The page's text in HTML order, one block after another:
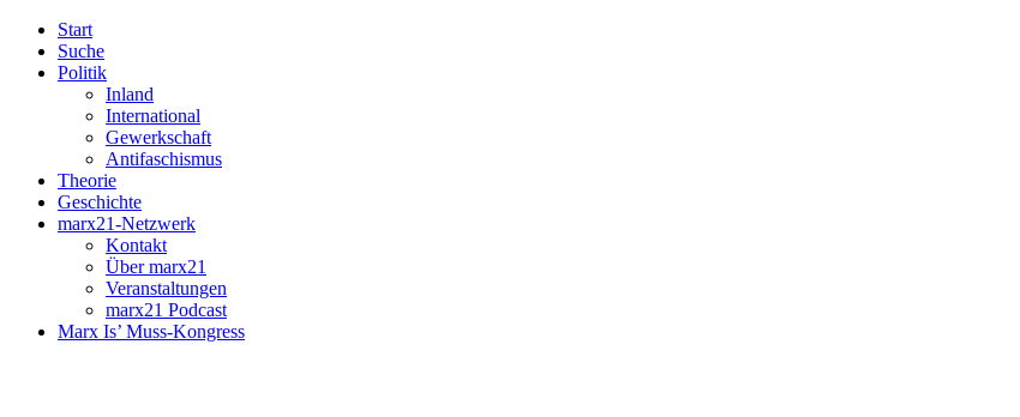
Start
Suche
Politik
Inland
International
Gewerkschaft
Antifaschismus
Theorie
Geschichte
marx21-Netzwerk
Kontakt
Über marx21
Veranstaltungen
marx21 Podcast
Marx Is’ Muss-Kongress